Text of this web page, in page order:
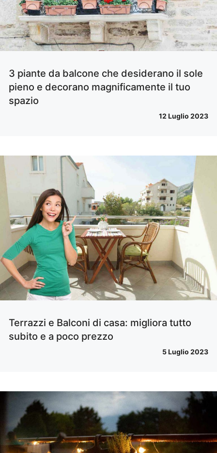
3 piante da balcone che desiderano il sole
pieno e decorano magnificamente il tuo
spazio
12 Luglio 2023
Terrazzi e Balconi di casa: migliora tutto
subito e a poco prezzo
5 Luglio 2023